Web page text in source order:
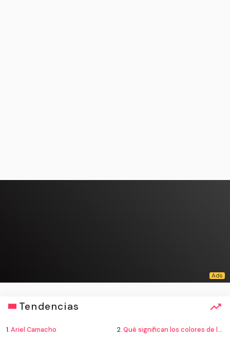
Tendencias
1.Ariel Camacho 2.Qué significan los colores de la bandera